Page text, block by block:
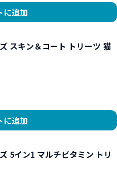
に追加
スキン＆コート トリーツ 猫
に追加
5イン1 マルチビタミン トリ